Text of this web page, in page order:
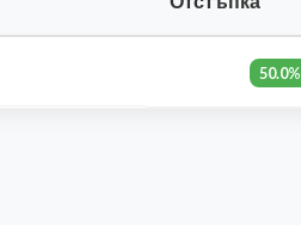
50.0%